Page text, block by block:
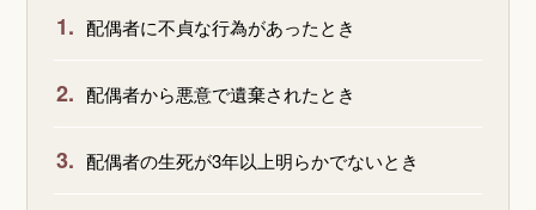
1. 配偶者に不貞な行為があったとき
2. 配偶者から悪意で遺棄されたとき
3. 配偶者の生死が3年以上明らかでないとき